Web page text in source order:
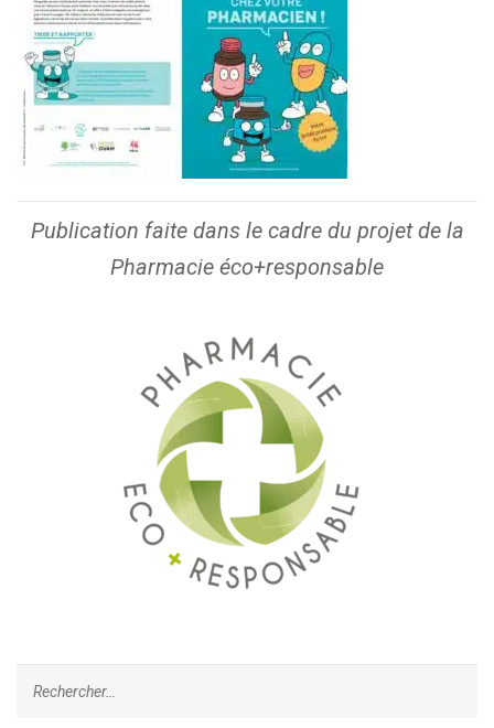
Publication faite dans le cadre du projet de la
Pharmacie éco+responsable